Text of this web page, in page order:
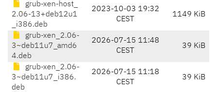
grub-xen-host_
2.06-13+deb12u1
_i386.deb
2023-10-03 19:32
CEST
1149 KiB
grub-xen_2.06-
3~deb11u7_amd6
4.deb
2026-07-15 11:48
CEST
39 KiB
grub-xen_2.06-
3~deb11u7_i386.
deb
2026-07-15 11:18
CEST
39 KiB